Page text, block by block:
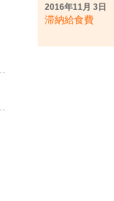
2016年11月 3日
滞納給食費